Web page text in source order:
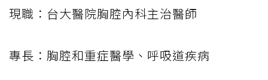
現職：台大醫院胸腔內科主治醫師
專長：胸腔和重症醫學、呼吸道疾病